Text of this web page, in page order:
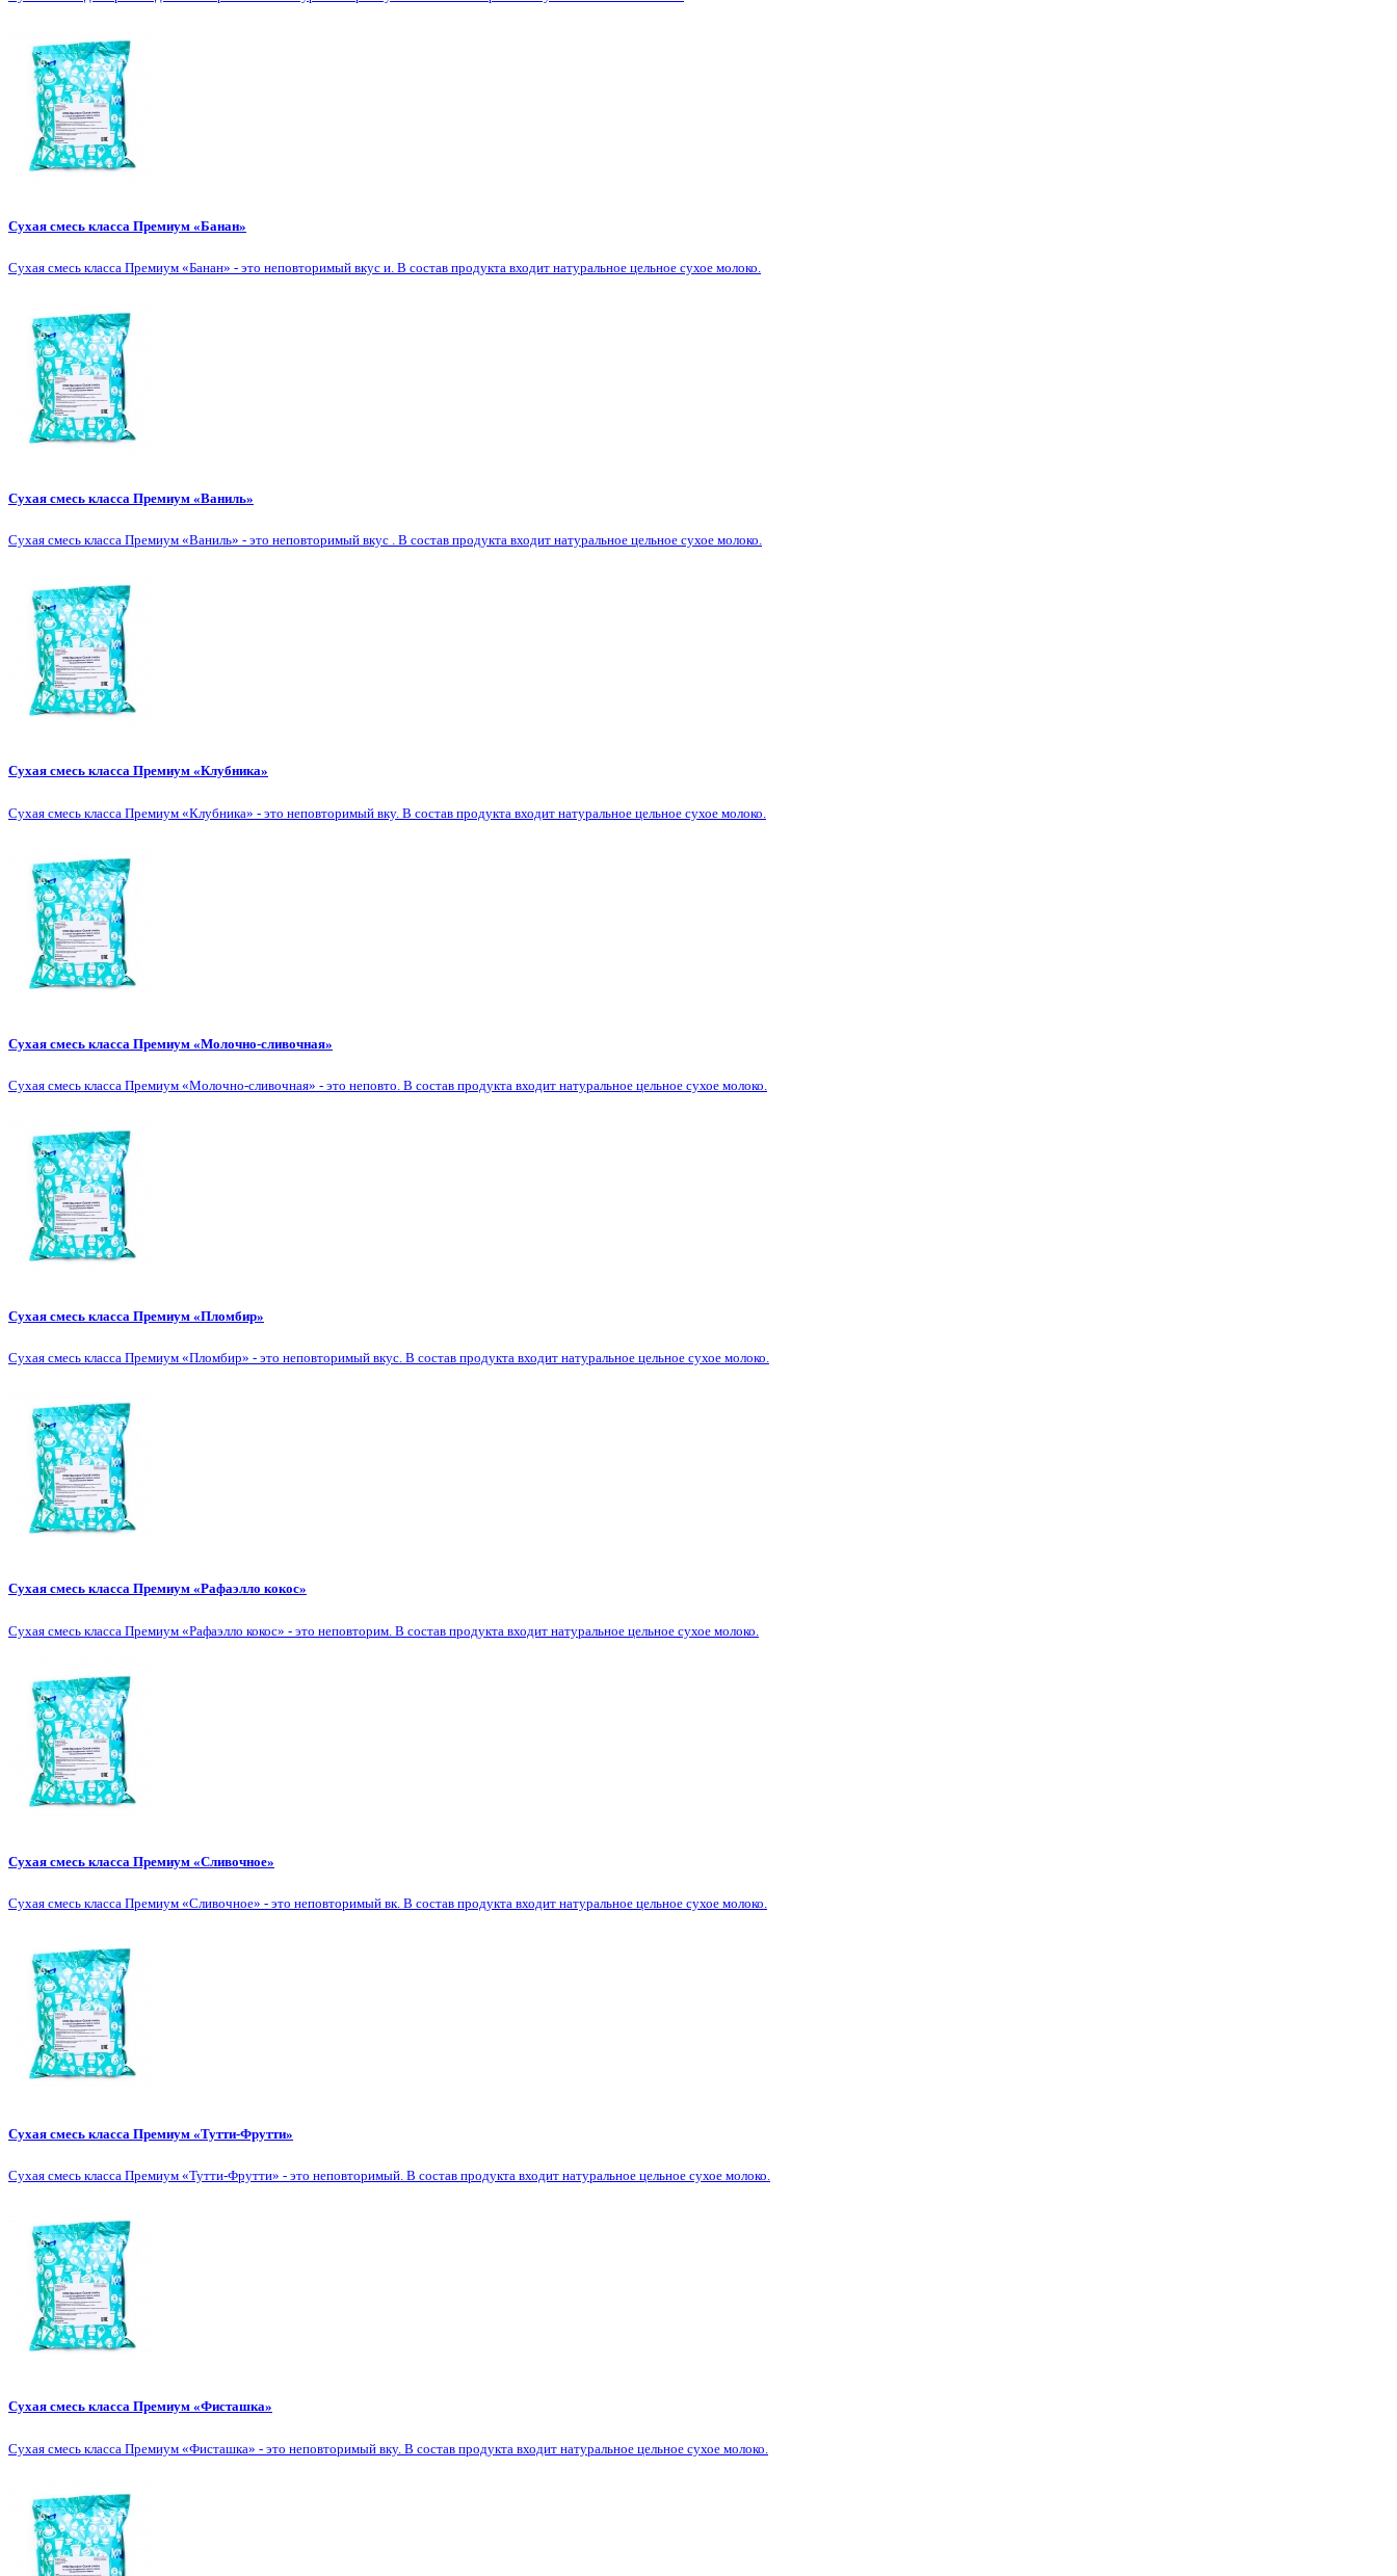
Сухая смесь класса Премиум «Банан»
Сухая смесь класса Премиум «Банан» - это неповторимый вкус и. В состав продукта входит натуральное цельное сухое молоко.
Сухая смесь класса Премиум «Ваниль»
Сухая смесь класса Премиум «Ваниль» - это неповторимый вкус . В состав продукта входит натуральное цельное сухое молоко.
Сухая смесь класса Премиум «Клубника»
Сухая смесь класса Премиум «Клубника» - это неповторимый вку. В состав продукта входит натуральное цельное сухое молоко.
Сухая смесь класса Премиум «Молочно-сливочная»
Сухая смесь класса Премиум «Молочно-сливочная» - это неповто. В состав продукта входит натуральное цельное сухое молоко.
Сухая смесь класса Премиум «Пломбир»
Сухая смесь класса Премиум «Пломбир» - это неповторимый вкус. В состав продукта входит натуральное цельное сухое молоко.
Сухая смесь класса Премиум «Рафаэлло кокос»
Сухая смесь класса Премиум «Рафаэлло кокос» - это неповторим. В состав продукта входит натуральное цельное сухое молоко.
Сухая смесь класса Премиум «Сливочное»
Сухая смесь класса Премиум «Сливочное» - это неповторимый вк. В состав продукта входит натуральное цельное сухое молоко.
Сухая смесь класса Премиум «Тутти-Фрутти»
Сухая смесь класса Премиум «Тутти-Фрутти» - это неповторимый. В состав продукта входит натуральное цельное сухое молоко.
Сухая смесь класса Премиум «Фисташка»
Сухая смесь класса Премиум «Фисташка» - это неповторимый вку. В состав продукта входит натуральное цельное сухое молоко.